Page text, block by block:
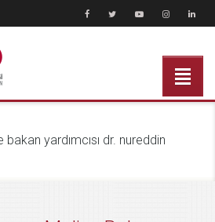
yardımcısı dr. nureddin